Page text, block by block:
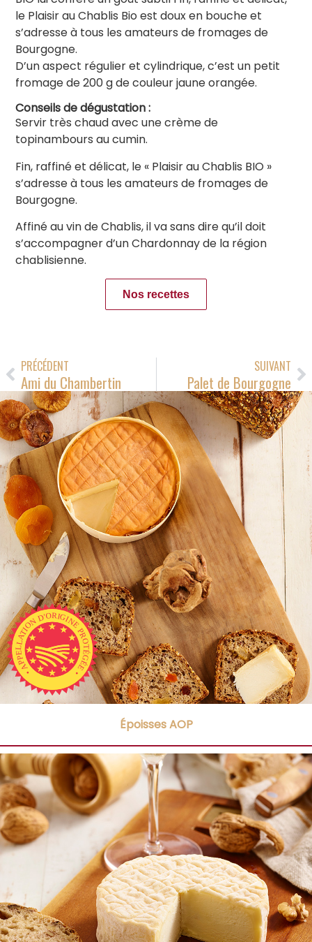
le Plaisir au Chablis Bio est doux en bouche et
s’adresse à tous les amateurs de fromages de
Bourgogne.
D’un aspect régulier et cylindrique, c’est un petit
fromage de 200 g de couleur jaune orangée.
Conseils de dégustation :
Servir très chaud avec une crème de
topinambours au cumin.
Fin, raffiné et délicat, le « Plaisir au Chablis BIO »
s’adresse à tous les amateurs de fromages de
Bourgogne.
Affiné au vin de Chablis, il va sans dire qu’il doit
s’accompagner d’un Chardonnay de la région
chablisienne.
Nos recettes
PRÉCÉDENT
Ami du Chambertin
SUIVANT
Palet de Bourgogne
Époisses AOP